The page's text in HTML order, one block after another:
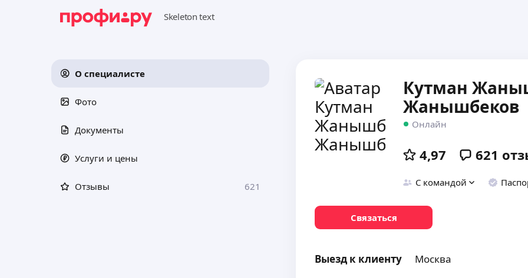
О специалисте
Фото
Документы
Услуги и цены
Отзывы 621
Кутман
Жанышбеков
Онлайн
4,97 621
С командой
Связаться
Выезд к клиенту Москва